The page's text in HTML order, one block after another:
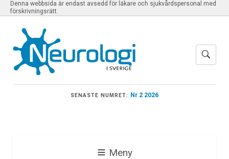
Denna webbsida är endast avsedd för läkare och sjukvårdspersonal med
förskrivningsrätt.
SENASTE NUMRET: Nr 2 2026
Meny